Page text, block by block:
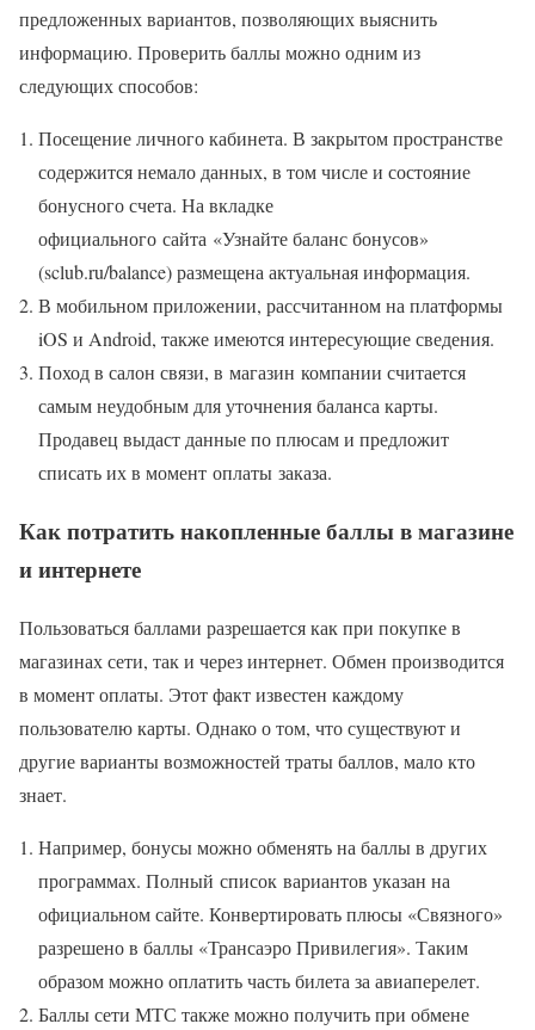
предложенных вариантов, позволяющих выяснить
информацию. Проверить баллы можно одним из
следующих способов:
Посещение личного кабинета. В закрытом пространстве
содержится немало данных, в том числе и состояние
бонусного счета. На вкладке
официального сайта «Узнайте баланс бонусов»
(sclub.ru/balance) размещена актуальная информация.
В мобильном приложении, рассчитанном на платформы
iOS и Android, также имеются интересующие сведения.
Поход в салон связи, в магазин компании считается
самым неудобным для уточнения баланса карты.
Продавец выдаст данные по плюсам и предложит
списать их в момент оплаты заказа.
Как потратить накопленные баллы в магазине
и интернете
Пользоваться баллами разрешается как при покупке в
магазинах сети, так и через интернет. Обмен производится
в момент оплаты. Этот факт известен каждому
пользователю карты. Однако о том, что существуют и
другие варианты возможностей траты баллов, мало кто
знает.
Например, бонусы можно обменять на баллы в других
программах. Полный список вариантов указан на
официальном сайте. Конвертировать плюсы «Связного»
разрешено в баллы «Трансаэро Привилегия». Таким
образом можно оплатить часть билета за авиаперелет.
Баллы сети МТС также можно получить при обмене